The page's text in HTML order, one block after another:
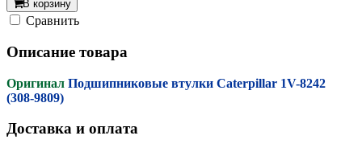
В корзину
Cравнить
Описание товара
Оригинал Подшипниковые втулки Caterpillar 1V-8242
(308-9809)
Доставка и оплата